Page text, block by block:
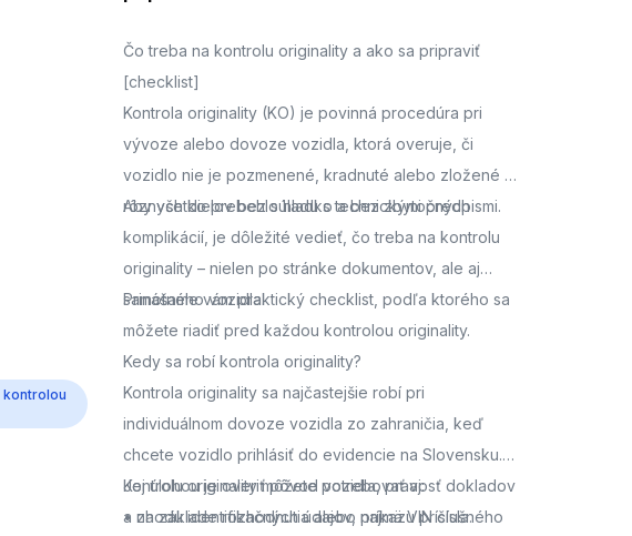
Čo treba na kontrolu originality a ako sa pripraviť
[checklist]
Kontrola originality (KO) je povinná procedúra pri
vývoze alebo dovoze vozidla, ktorá overuje, či
vozidlo nie je pozmenené, kradnuté alebo zložené z
rôznych dielov bez súladu s technickými predpismi.
Aby všetko prebehlo hladko a bez zbytočných
komplikácií, je dôležité vedieť, čo treba na kontrolu
originality – nielen po stránke dokumentov, ale aj
samotného vozidla.
Prinášame vám praktický checklist, podľa ktorého sa
môžete riadiť pred každou kontrolou originality.
Kedy sa robí kontrola originality?
Kontrola originality sa najčastejšie robí pri
individuálnom dovoze vozidla zo zahraničia, keď
chcete vozidlo prihlásiť do evidencie na Slovensku.
Jej úlohou je overiť pôvod vozidla, pravosť dokladov
a zhodu identifikačných údajov, najmä VIN čísla.
Kontrolu originality môžete potrebovať aj:
• na základe rozhodnutia alebo príkazu príslušného